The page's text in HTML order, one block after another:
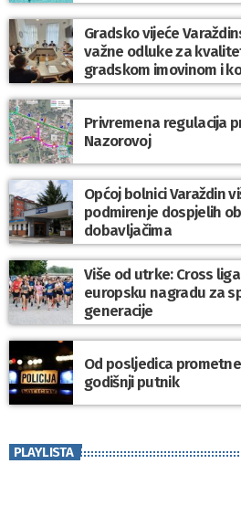
Gradsko vijeće
važne odluke za
gradskom imovinom i
Privremena regulacija
Nazorovoj
Općoj bolnici Varaždin
podmirenje dospjelih
dobavljačima
Više od utrke: Cross
europsku nagradu za
generacije
Od posljedica
godišnji putnik
PLAYLISTA